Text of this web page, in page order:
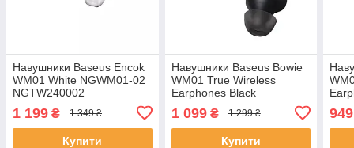
Навушники Baseus Encok
WM01 White NGWM01-02
NGTW240002
1 199 ₴ 1 349 ₴
Купити
Навушники Baseus Bowie
WM01 True Wireless
Earphones Black
1 099₴ 1 299 ₴
Купити
949